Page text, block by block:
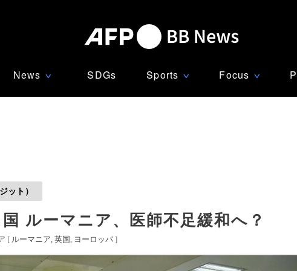
News ∨ SDGs Sports ∨ Focus ∨
ット）
ルーマニア、医師不足緩和へ？
[ ルーマニア 英国 ヨーロッパ ]